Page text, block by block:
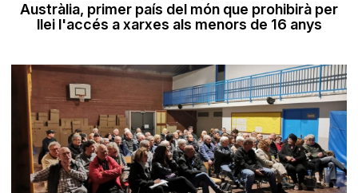
Austràlia, primer país del món que prohibirà per
llei l'accés a xarxes als menors de 16 anys